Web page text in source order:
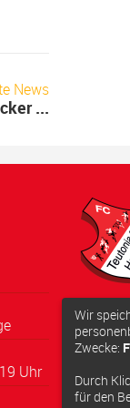
News
...
Uhr
Wir
Zwecke:
Durch
für den